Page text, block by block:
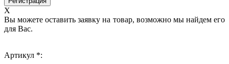
X
Вы можете оставить заявку на товар, возможно мы найдем его
для Вас.
Артикул *: